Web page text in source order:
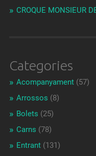
CROQUE MONSIEUR
Categories
Acompanyament(57)
Arrossos (8)
Bolets (25)
Carns (78)
Entrant(131)